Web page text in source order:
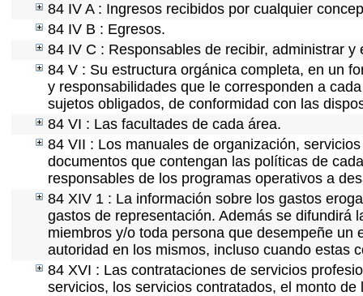
84 IV A : Ingresos recibidos por cualquier
84 IV B : Egresos.
84 IV C : Responsables de recibir, administrar y
84 V : Su estructura orgánica completa, en un
y responsabilidades que le corresponden a
sujetos obligados, de conformidad con las
84 VI : Las facultades de cada área.
84 VII : Los manuales de organización,
documentos que contengan las políticas de
responsables de los programas operativos a
84 XIV 1 : La información sobre los gastos
gastos de representación. Además se difundirá
miembros y/o toda persona que desempeñe
autoridad en los mismos, incluso cuando estas
84 XVI : Las contrataciones de servicios
servicios, los servicios contratados, el monto